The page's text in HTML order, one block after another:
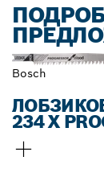
Bosch
234 X